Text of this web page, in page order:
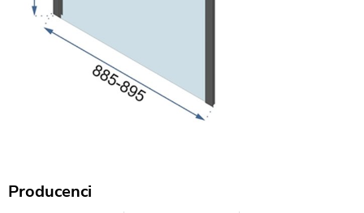
Producenci